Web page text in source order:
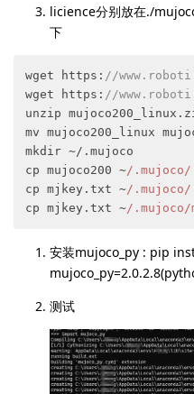
licience分别放在./
下
wget https : //
wget
https : //
unzip mujoco200_linux.
mv mujoco200_linux
mkdir ~/. mujoco
cp mujoco200 ~/.mujoco/
cp mjkey. txt ~/.mujoco/
cp mjkey. txt ~/.mujoco/
安装mujoco_py : pip
测试